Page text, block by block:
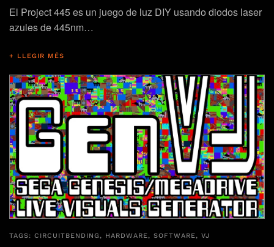
El Project 445 es un juego de luz DIY usando diodos laser
azules de 445nm…
+ LLEGIR MÉS
TAGS: CIRCUITBENDING, HARDWARE, SOFTWARE, VJ